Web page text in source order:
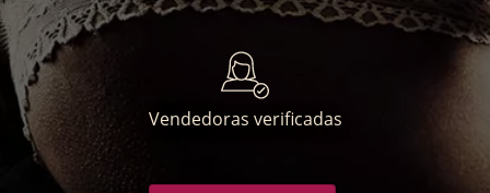
Vendedoras verificadas